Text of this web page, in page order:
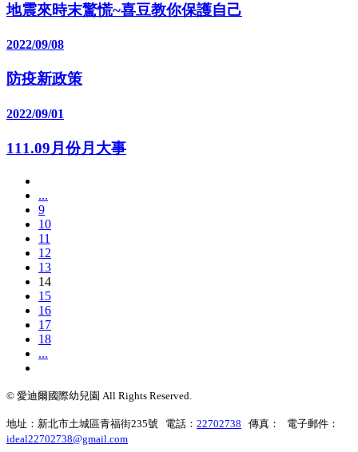
地震來時末驚慌~喜豆教你保護自己
2022/09/08
防疫新政策
2022/09/01
111.09月份月大事
...
9
10
11
12
13
14
15
16
17
18
...
© 愛迪爾國際幼兒園 All Rights Reserved.
地址：新北市土城區青福街235號 電話： 22702738 傳真： 電子郵件：
ideal22702738@gmail.com